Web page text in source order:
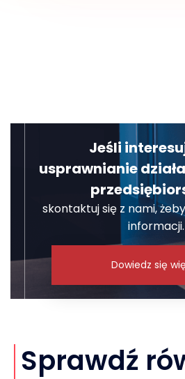
Jeśli
usprawnianie
skontaktuj się z nami,
informacji.
Dowiedz się
Sprawdź